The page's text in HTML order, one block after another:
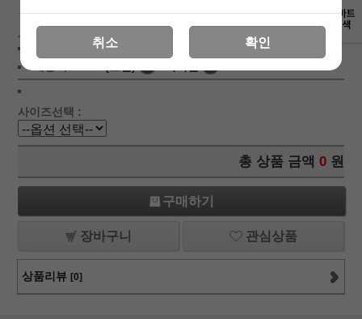
상세보기
8,600
사이즈선택 :
총 상품 금액 0 원
구매하기
장바구니 관심상품
상품리뷰 [0]
취소 확인